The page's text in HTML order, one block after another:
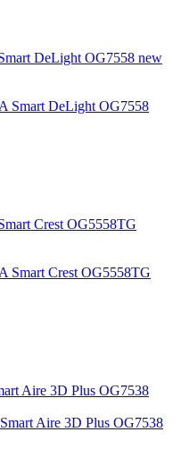
DeLight OG7558 new
Crest OG5558TG
Aire 3D Plus OG7538